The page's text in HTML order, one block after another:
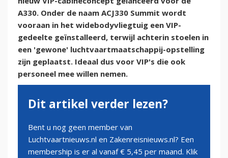
A330. Onder de naam ACJ330 Summit wordt
vooraan in het widebodyvliegtuig een VIP-
gedeelte geïnstalleerd, terwijl achterin stoelen in
een 'gewone' luchtvaartmaatschappij-opstelling
zijn geplaatst. Ideaal dus voor VIP's die ook
personeel mee willen nemen.
Dit artikel verder lezen?
Bent u nog geen member van
Luchtvaartnieuws.nl en Zakenreisnieuws.nl? Een
membership is er al vanaf € 5,45 per maand. Klik